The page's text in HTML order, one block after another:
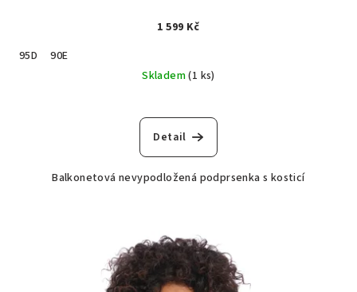
1 599 Kč
95D
90E
Skladem(1 ks)
Detail
Balkonetová nevypodložená podprsenka s kosticí